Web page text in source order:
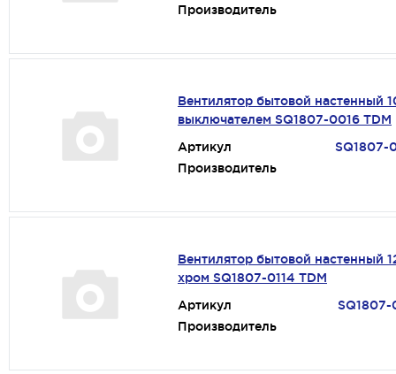
Производитель
Вентилятор бытовой настенный
выключателем SQ1807-0016 TDM
Артикул
SQ1807-
Производитель
Вентилятор бытовой настенный
хром SQ1807-0114 TDM
Артикул
SQ1807-
Производитель